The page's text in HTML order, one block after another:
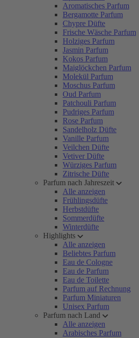
Aromatisches Parfum
Bergamotte Parfum
Chypre Düfte
Frische Wäsche Parfum
Holziges Parfum
Jasmin Parfum
Kokos Parfum
Maiglöckchen Parfum
Molekül Parfum
Moschus Parfum
Oud Parfum
Patchouli Parfum
Pudriges Parfum
Rose Parfum
Sandelholz Düfte
Vanille Parfum
Veilchen Düfte
Vetiver Düfte
Würziges Parfum
Zitrische Düfte
Parfum nach Jahreszeit
Alle anzeigen
Frühlingsdüfte
Herbstdüfte
Sommerdüfte
Winterdüfte
Highlights
Alle anzeigen
Beliebtes Parfum
Eau de Cologne
Eau de Parfum
Eau de Toilette
Parfum auf Rechnung
Parfum Miniaturen
Unisex Parfum
Parfum nach Land
Alle anzeigen
Arabisches Parfum